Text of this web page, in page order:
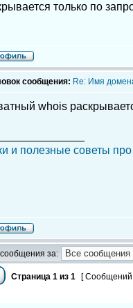
только по
сообщения: Re: Имя
whois
и полезные советы
за:
Страница 1 из 1 [